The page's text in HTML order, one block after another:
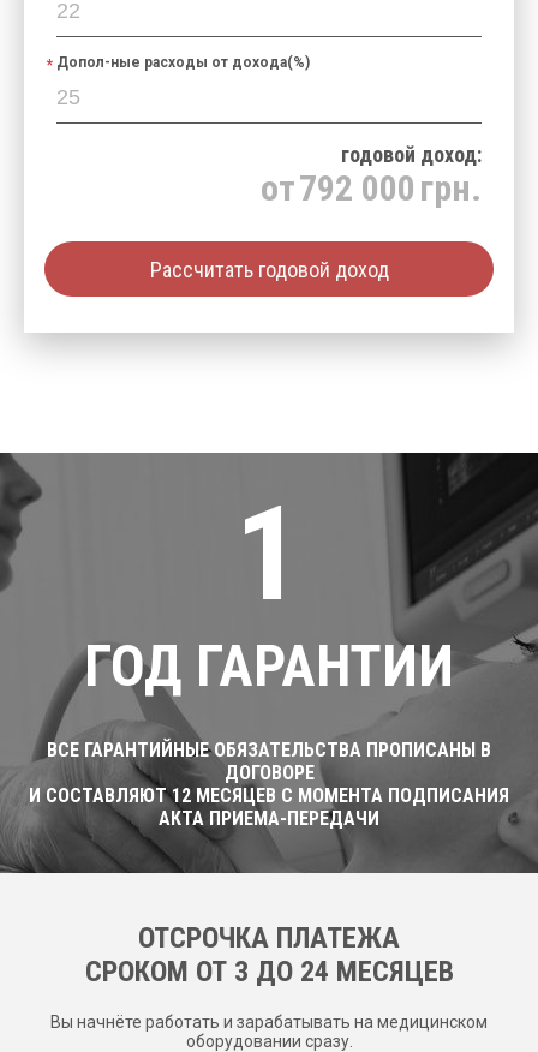
Допол-ные расходы от дохода(%)
годовой доход:
от792 000 грн.
Рассчитать годовой доход
1
ГОД ГАРАНТИИ
ВСЕ ГАРАНТИЙНЫЕ ОБЯЗАТЕЛЬСТВА ПРОПИСАНЫ В
ДОГОВОРЕ
И СОСТАВЛЯЮТ 12 МЕСЯЦЕВ С МОМЕНТА ПОДПИСАНИЯ
АКТА ПРИЕМА-ПЕРЕДАЧИ
ОТСРОЧКА ПЛАТЕЖА
CРОКОМ ОТ 3 ДО 24 МЕСЯЦЕВ
Вы начнёте работать и зарабатывать на медицинском
оборудовании сразу.